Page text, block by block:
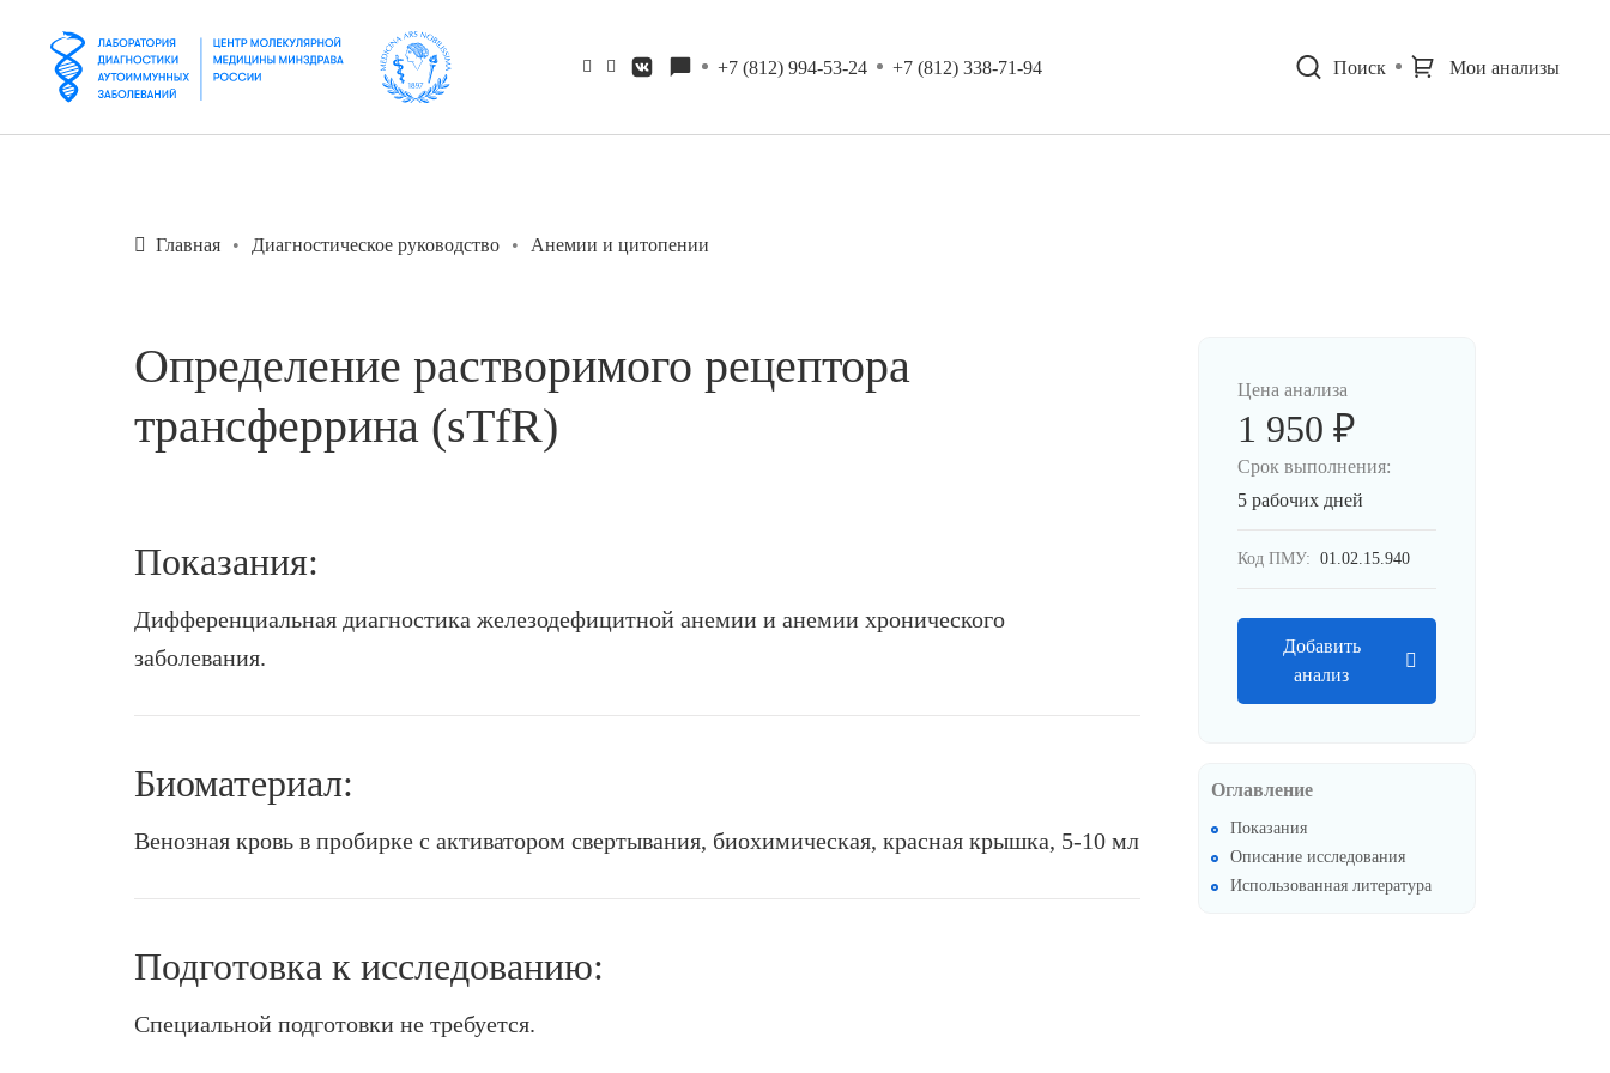
+7 (812) 994-53-24 +7 (812) 338-71-94 Поиск Мои анализы
Главная Диагностическое руководство Анемии и цитопении
Цена анализа
1 950 ₽
Срок выполнения:
5 рабочих дней
Код ПМУ: 01.02.15.940
Добавить
анализ
Оглавление
Показания
Описание исследования
Использованная литература
Определение растворимого рецептора
трансферрина (sTfR)
Показания:
Дифференциальная диагностика железодефицитной анемии и анемии хронического
заболевания.
Биоматериал:
Венозная кровь в пробирке с активатором свертывания, биохимическая, красная крышка, 5-10 мл
Подготовка к исследованию:
Специальной подготовки не требуется.